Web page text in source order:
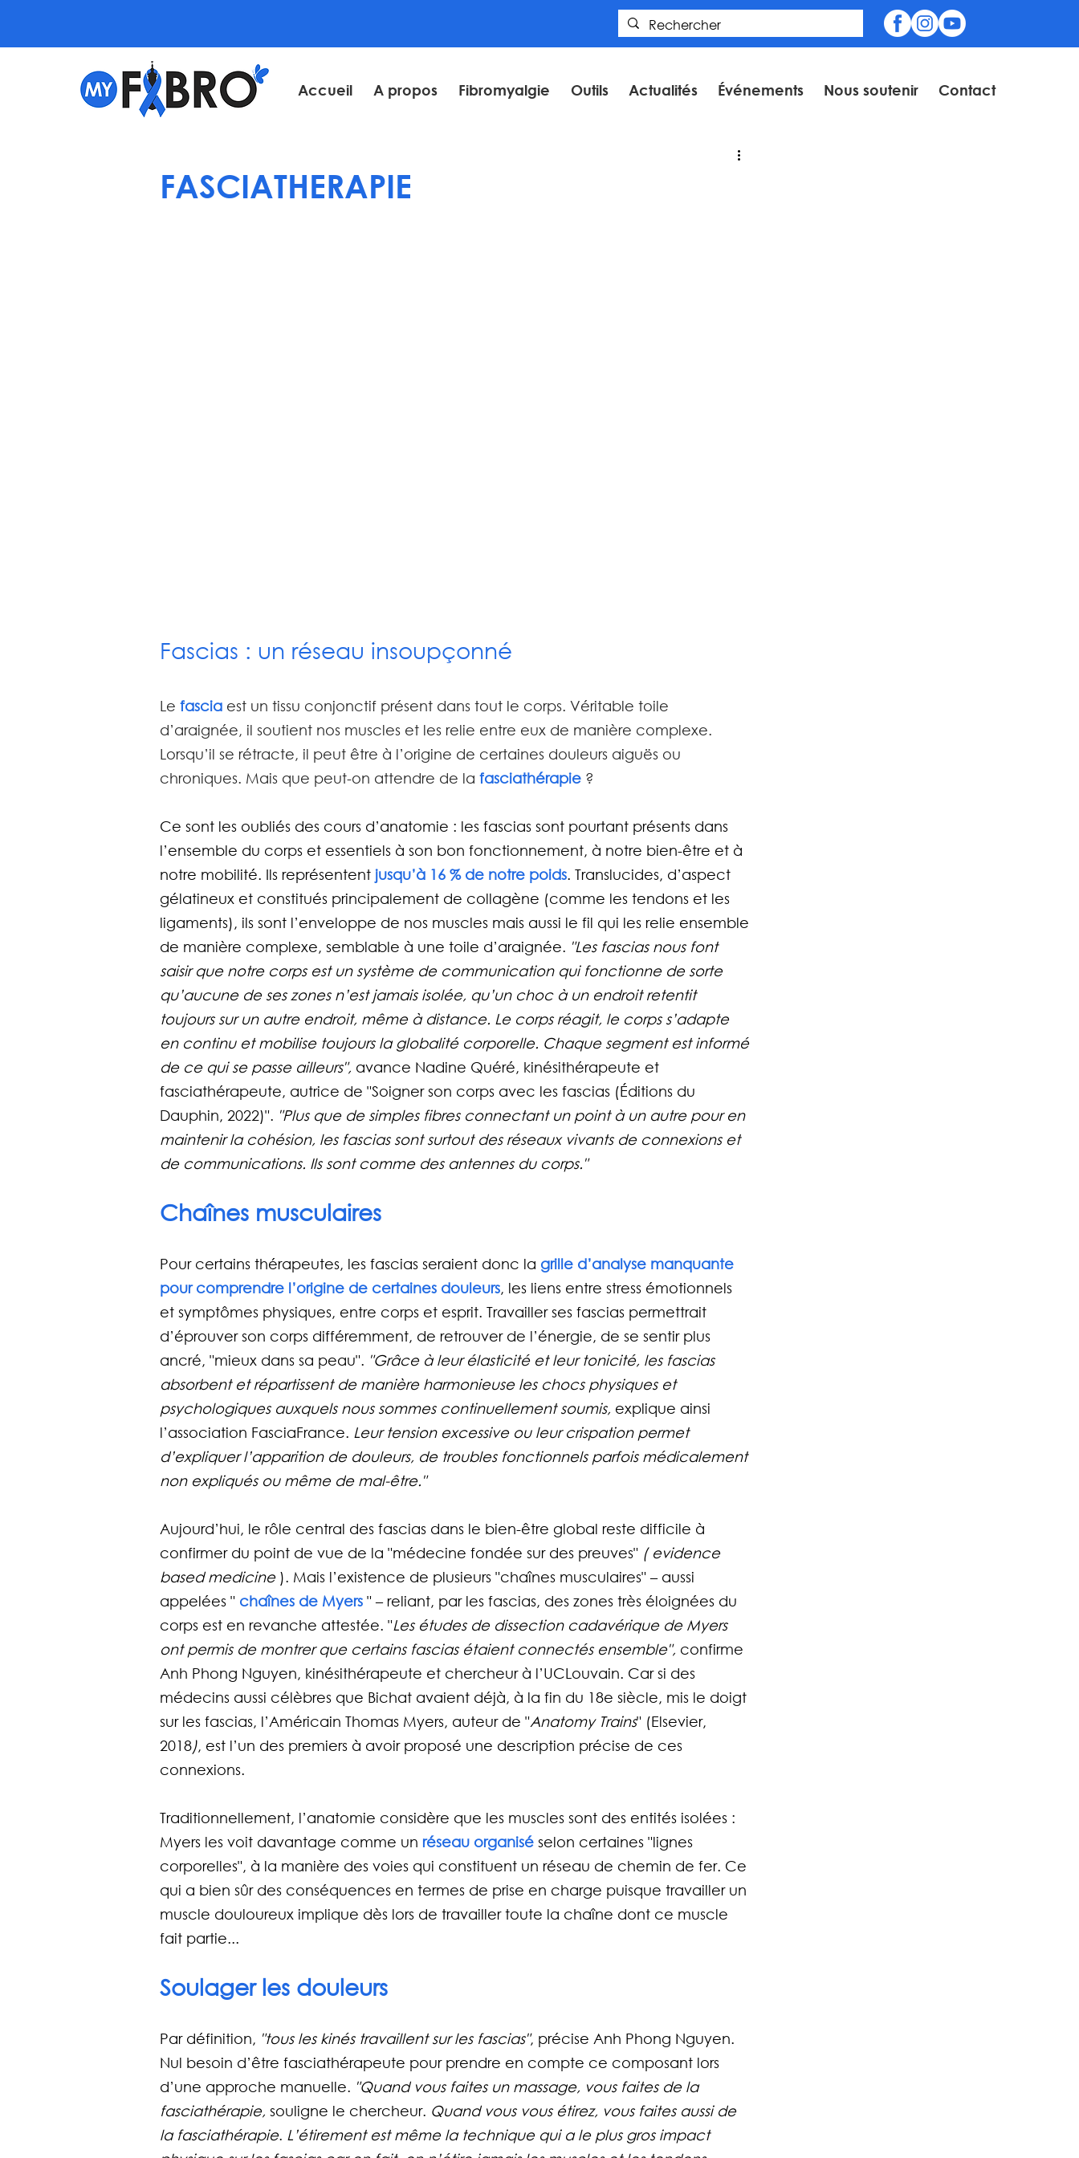
Accueil A propos Fibromyalgie Outils Actualités Événements Nous soutenir Contact
FASCIATHERAPIE
Fascias : un réseau insoupçonné
Le fascia est un tissu conjonctif présent dans tout le corps. Véritable toile
d’araignée, il soutient nos muscles et les relie entre eux de manière complexe.
Lorsqu’il se rétracte, il peut être à l’origine de certaines douleurs aiguës ou
chroniques. Mais que peut-on attendre de la fasciathérapie ?
Ce sont les oubliés des cours d’anatomie : les fascias sont pourtant présents dans
l’ensemble du corps et essentiels à son bon fonctionnement, à notre bien-être et à
notre mobilité. Ils représentent jusqu’à 16 % de notre poids. Translucides, d’aspect
gélatineux et constitués principalement de collagène (comme les tendons et les
ligaments), ils sont l’enveloppe de nos muscles mais aussi le fil qui les relie ensemble
de manière complexe, semblable à une toile d’araignée. "Les fascias nous font
saisir que notre corps est un système de communication qui fonctionne de sorte
qu’aucune de ses zones n’est jamais isolée, qu’un choc à un endroit retentit
toujours sur un autre endroit, même à distance. Le corps réagit, le corps s’adapte
en continu et mobilise toujours la globalité corporelle. Chaque segment est informé
de ce qui se passe ailleurs", avance Nadine Quéré, kinésithérapeute et
fasciathérapeute, autrice de "Soigner son corps avec les fascias (Éditions du
Dauphin, 2022)". "Plus que de simples fibres connectant un point à un autre pour en
maintenir la cohésion, les fascias sont surtout des réseaux vivants de connexions et
de communications. Ils sont comme des antennes du corps."
Chaînes musculaires
Pour certains thérapeutes, les fascias seraient donc la grille d’analyse manquante
pour comprendre l’origine de certaines douleurs, les liens entre stress émotionnels
et symptômes physiques, entre corps et esprit. Travailler ses fascias permettrait
d’éprouver son corps différemment, de retrouver de l’énergie, de se sentir plus
ancré, "mieux dans sa peau". "Grâce à leur élasticité et leur tonicité, les fascias
absorbent et répartissent de manière harmonieuse les chocs physiques et
psychologiques auxquels nous sommes continuellement soumis, explique ainsi
l’association FasciaFrance. Leur tension excessive ou leur crispation permet
d’expliquer l’apparition de douleurs, de troubles fonctionnels parfois médicalement
non expliqués ou même de mal-être."
Aujourd’hui, le rôle central des fascias dans le bien-être global reste difficile à
confirmer du point de vue de la "médecine fondée sur des preuves" ( evidence
based medicine ). Mais l’existence de plusieurs "chaînes musculaires" – aussi
appelées " chaînes de Myers " – reliant, par les fascias, des zones très éloignées du
corps est en revanche attestée. "Les études de dissection cadavérique de Myers
ont permis de montrer que certains fascias étaient connectés ensemble", confirme
Anh Phong Nguyen, kinésithérapeute et chercheur à l’UCLouvain. Car si des
médecins aussi célèbres que Bichat avaient déjà, à la fin du 18e siècle, mis le doigt
sur les fascias, l’Américain Thomas Myers, auteur de "Anatomy Trains" (Elsevier,
2018), est l’un des premiers à avoir proposé une description précise de ces
connexions.
Traditionnellement, l’anatomie considère que les muscles sont des entités isolées :
Myers les voit davantage comme un réseau organisé selon certaines "lignes
corporelles", à la manière des voies qui constituent un réseau de chemin de fer. Ce
qui a bien sûr des conséquences en termes de prise en charge puisque travailler un
muscle douloureux implique dès lors de travailler toute la chaîne dont ce muscle
fait partie...
Soulager les douleurs
Par définition, "tous les kinés travaillent sur les fascias", précise Anh Phong Nguyen.
Nul besoin d’être fasciathérapeute pour prendre en compte ce composant lors
d’une approche manuelle. "Quand vous faites un massage, vous faites de la
fasciathérapie, souligne le chercheur. Quand vous vous étirez, vous faites aussi de
la fasciathérapie. L’étirement est même la technique qui a le plus gros impact